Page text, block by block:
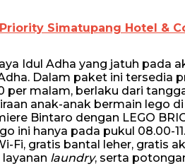
Priority Simatupang Hotel &
Idul Adha yang jatuh pada
Dalam paket ini tersedia
per malam, berlaku dari
anak-anak bermain lego
Bintaro dengan LEGO
ini hanya pada pukul 08.00-
Fi, gratis bantal leher, gratis
laundry, serta